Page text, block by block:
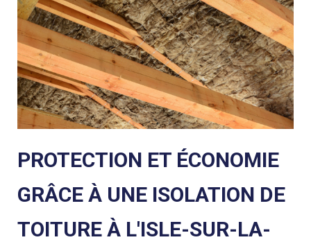
PROTECTION ET ÉCONOMIE
GRÂCE À UNE ISOLATION DE
TOITURE À L'ISLE-SUR-LA-